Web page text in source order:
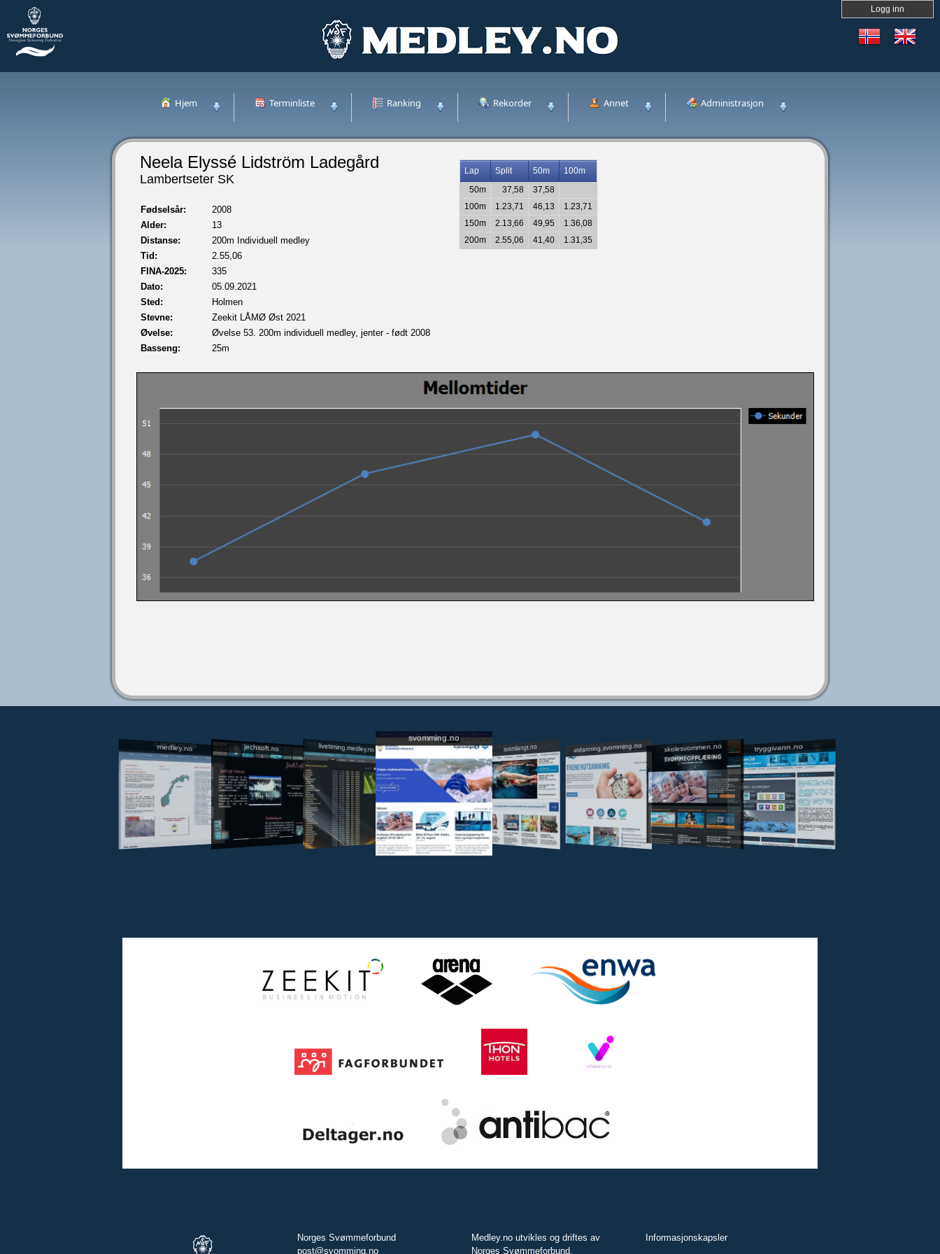
Logg inn
Hjem Terminliste Ranking Rekorder Annet Administrasjon
Neela Elyssé Lidström Ladegård
Lambertseter SK
Fødselsår:
2008
Alder:
13
Distanse:
200m Individuell medley
Tid:
2.55,06
FINA-2025:
335
Dato:
05.09.2021
Sted:
Holmen
Stevne:
Zeekit LÅMØ Øst 2021
Øvelse:
Øvelse 53. 200m individuell medley, jenter - født 2008
Basseng:
25m
Lap Split 50m
100m
50m
37,58
37,58
100m
1.23,71 46,13
1.23,71
150m
2.13,66 49,95
1.36,08
200m
2.55,06 41,40 1.31,35
medley.no jechsoft.no livetiming.medley.no
svomming.no
svomlangt.no utdanning.svomming.no skolesvommen.no tryggivann.no
Norges Svømmeforbund
post@svomming.no
Medley.no utvikles og driftes av
Norges Svømmeforbund.
Informasjonskapsler